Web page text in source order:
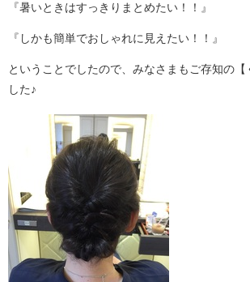
『暑いときはすっきりまとめたい！！』
『しかも簡単でおしゃれに見えたい！！』
ということでしたので、みなさまもご存知の【
した♪